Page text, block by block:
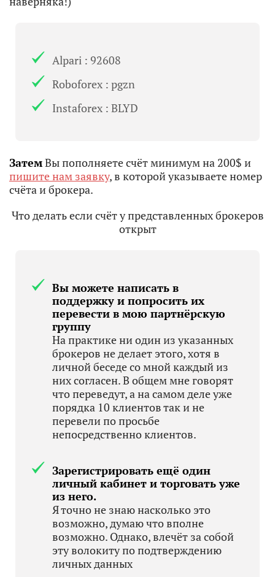
Alpari : 92608
Roboforex : pgzn
Instaforex : BLYD
ЗатемВы пополняете счёт минимум на 200$ и
пишите нам заявку, в которой указываете номер
счёта и брокера.
Что делать если счёт у представленных брокеров
открыт
Вы можете написать в
поддержку и попросить их
перевести в мою партнёрскую
группу
На практике ни один из указанных
брокеров не делает этого, хотя в
личной беседе со мной каждый из
них согласен. В общем мне говорят
что переведут, а на самом деле уже
порядка 10 клиентов так и не
перевели по просьбе
непосредственно клиентов.
Зарегистрировать ещё один
личный кабинет и торговать уже
из него.
Я точно не знаю насколько это
возможно, думаю что вполне
возможно. Однако, влечёт за собой
эту волокиту по подтверждению
личных данных